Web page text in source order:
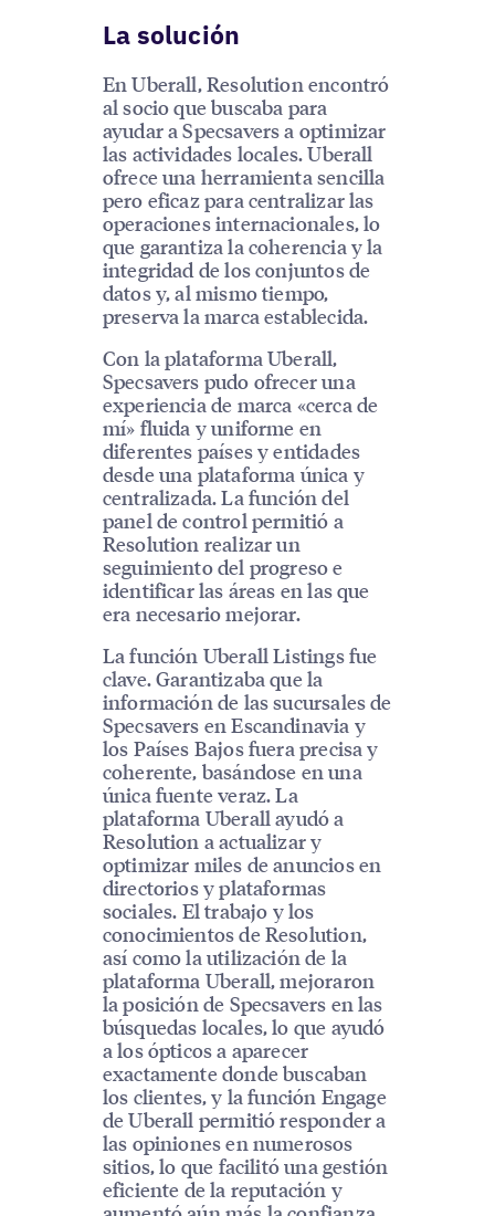
La solución
En Uberall, Resolution encontró
al socio que buscaba para
ayudar a Specsavers a optimizar
las actividades locales. Uberall
ofrece una herramienta sencilla
pero eficaz para centralizar las
operaciones internacionales, lo
que garantiza la coherencia y la
integridad de los conjuntos de
datos y, al mismo tiempo,
preserva la marca establecida.
Con la plataforma Uberall,
Specsavers pudo ofrecer una
experiencia de marca «cerca de
mí» fluida y uniforme en
diferentes países y entidades
desde una plataforma única y
centralizada. La función del
panel de control permitió a
Resolution realizar un
seguimiento del progreso e
identificar las áreas en las que
era necesario mejorar.
La función Uberall Listings fue
clave. Garantizaba que la
información de las sucursales de
Specsavers en Escandinavia y
los Países Bajos fuera precisa y
coherente, basándose en una
única fuente veraz. La
plataforma Uberall ayudó a
Resolution a actualizar y
optimizar miles de anuncios en
directorios y plataformas
sociales. El trabajo y los
conocimientos de Resolution,
así como la utilización de la
plataforma Uberall, mejoraron
la posición de Specsavers en las
búsquedas locales, lo que ayudó
a los ópticos a aparecer
exactamente donde buscaban
los clientes, y la función Engage
de Uberall permitió responder a
las opiniones en numerosos
sitios, lo que facilitó una gestión
eficiente de la reputación y